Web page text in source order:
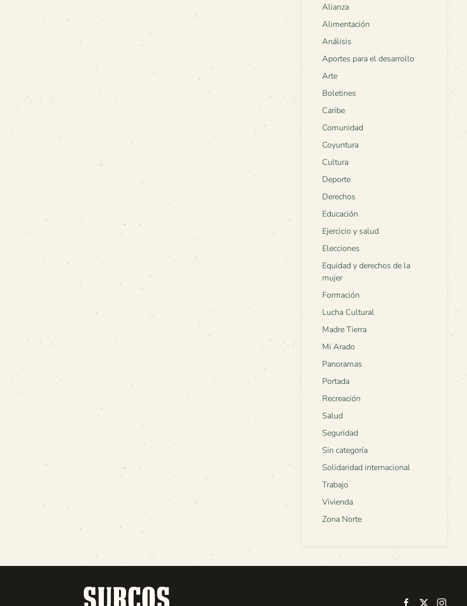
Alianza
Alimentación
Análisis
Aportes para el desarrollo
Arte
Boletines
Caribe
Comunidad
Coyuntura
Cultura
Deporte
Derechos
Educación
Ejercicio y salud
Elecciones
Equidad y derechos de la
mujer
Formación
Lucha Cultural
Madre Tierra
Mi Arado
Panoramas
Portada
Recreación
Salud
Seguridad
Sin categoría
Solidaridad internacional
Trabajo
Vivienda
Zona Norte